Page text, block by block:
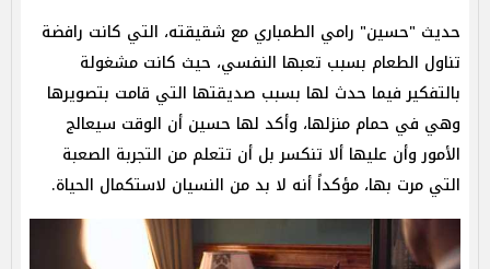
حديث "حسين" رامي الطمباري مع شقيقته، التي كانت رافضة
تناول الطعام بسبب تعبها النفسي، حيث كانت مشغولة
بالتفكير فيما حدث لها بسبب صديقتها التي قامت بتصويرها
وهي في حمام منزلها، وأكد لها حسين أن الوقت سيعالج
الأمور وأن عليها ألا تنكسر بل أن تتعلم من التجربة الصعبة
التي مرت بها، مؤكداً أنه لا بد من النسيان لاستكمال الحياة.